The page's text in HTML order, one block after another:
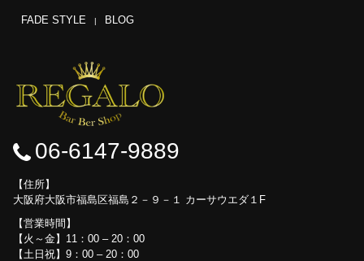
FADE STYLE BLOG
06-6147-9889
住所
大阪府大阪市福島区福島２－９－１ カーサウエダ１F
営業時間
【火～金】11：00 – 20：00
【土日祝】9：00 – 20：00